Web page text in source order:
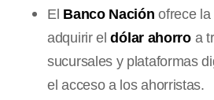
El Banco Nación ofrece
adquirir eldólar ahorroa
sucursales y plataformas
el acceso a los ahorristas.